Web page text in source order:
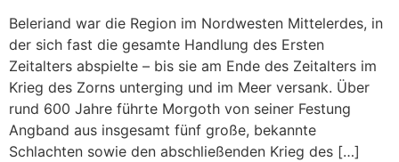
Beleriand war die Region im Nordwesten Mittelerdes, in
der sich fast die gesamte Handlung des Ersten
Zeitalters abspielte – bis sie am Ende des Zeitalters im
Krieg des Zorns unterging und im Meer versank. Über
rund 600 Jahre führte Morgoth von seiner Festung
Angband aus insgesamt fünf große, bekannte
Schlachten sowie den abschließenden Krieg des […]